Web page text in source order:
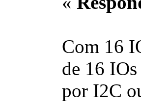
Com 16
de 16
por I2C